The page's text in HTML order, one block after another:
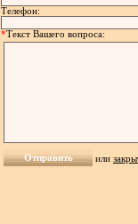
Телефон:
*Текст Вашего вопроса:
или